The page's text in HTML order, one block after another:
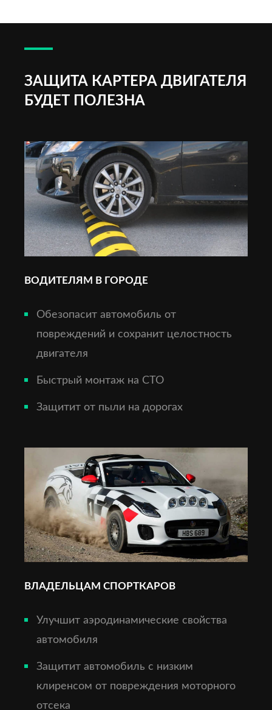
ЗАЩИТА КАРТЕРА ДВИГАТЕЛЯ
БУДЕТ ПОЛЕЗНА
ВОДИТЕЛЯМ В ГОРОДЕ
Обезопасит автомобиль от
повреждений и сохранит целостность
двигателя
Быстрый монтаж на СТО
Защитит от пыли на дорогах
ВЛАДЕЛЬЦАМ СПОРТКАРОВ
Улучшит аэродинамические свойства
автомобиля
Защитит автомобиль с низким
клиренсом от повреждения моторного
отсека